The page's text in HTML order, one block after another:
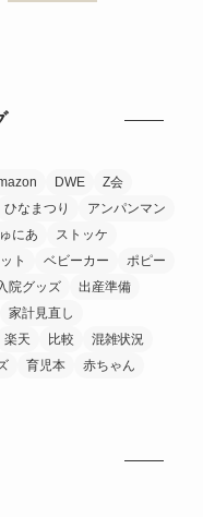
DWE
Z会
ひなまつり
アンパンマン
にあ
ストッケ
ト ベビーカー
ポピー
院グッズ
出産準備
家計見直し
楽天 比較
混雑状況
育児本
赤ちゃん